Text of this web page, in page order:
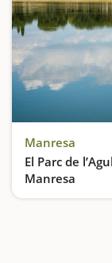
Manresa
El Parc de
Manresa
Un gran pulmó